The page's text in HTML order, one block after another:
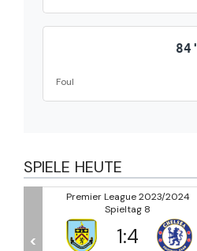
84'
Foul
SPIELE HEUTE
Premier League 2023/2024
Spieltag 8
3:0
<